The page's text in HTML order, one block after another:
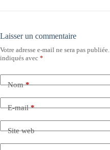
Laisser un commentaire
Votre adresse e-mail ne sera pas publiée.
indiqués avec *
Nom*
E-mail*
Site web